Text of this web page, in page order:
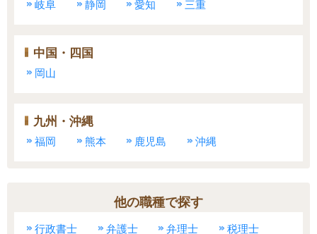
岐阜 静岡 愛知 三重
中国・四国
岡山
九州・沖縄
福岡 熊本 鹿児島 沖縄
他の職種で探す
行政書士 弁護士 弁理士
税理士